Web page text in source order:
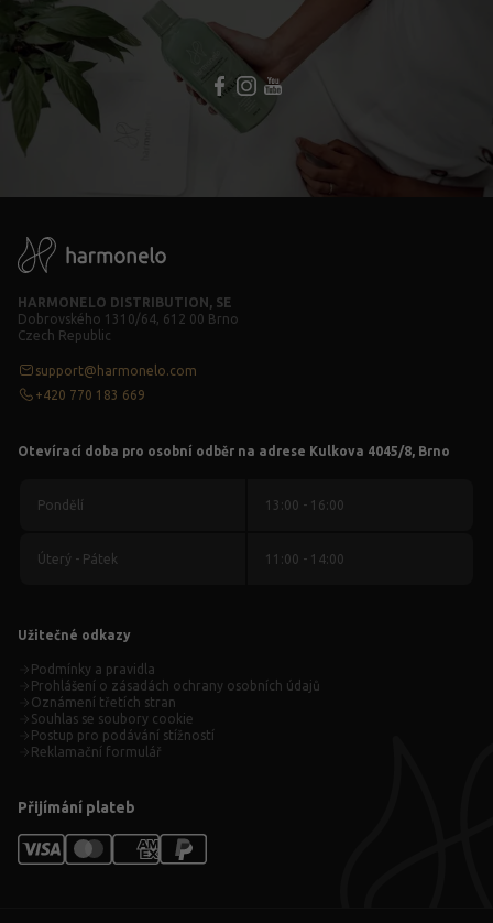
HARMONELO DISTRIBUTION, SE
Dobrovského 1310/64, 612 00 Brno
Czech Republic
support@harmonelo.com
+420 770 183 669
Otevírací doba pro osobní odběr na adrese Kulkova 4045/8, Brno
Pondělí 13:00 - 16:00
Úterý - Pátek 11:00 - 14:00
Užitečné odkazy
Podmínky a pravidla
Prohlášení o zásadách ochrany osobních údajů
Oznámení třetích stran
Souhlas se soubory cookie
Postup pro podávání stížností
Reklamační formulář
Přijímání plateb